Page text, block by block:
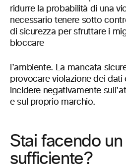
ridurre la probabilità di una
necessario tenere sotto
di sicurezza per sfruttare i
bloccare
l’ambiente. La mancata
provocare violazione dei
incidere negativamente
e sul proprio marchio.
Stai facendo
sufficiente?